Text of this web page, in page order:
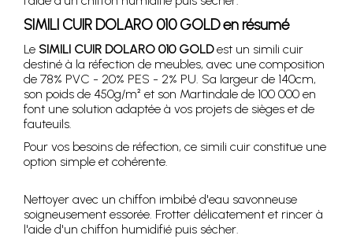
SIMILI CUIR DOLARO 010 GOLDen résumé
Le SIMILI CUIR DOLARO 010 GOLDest un simili cuir
destiné à la réfection de meubles, avec une composition
de 78% PVC - 20% PES - 2% PU. Sa largeur de 140cm,
son poids de 450g/m² et son Martindale de 100 000 en
font une solution adaptée à vos projets de sièges et de
fauteuils.
Pour vos besoins de réfection, ce simili cuir constitue une
option simple et cohérente.
Nettoyer avec un chiffon imbibé d'eau savonneuse
soigneusement essorée. Frotter délicatement et rincer à
l'aide d'un chiffon humidifié puis sécher.